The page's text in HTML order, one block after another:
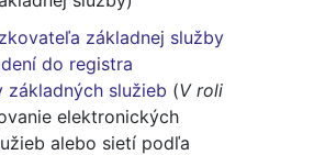
základnej služby
do registra
služieb (V roli
elektronických
alebo sietí podľa